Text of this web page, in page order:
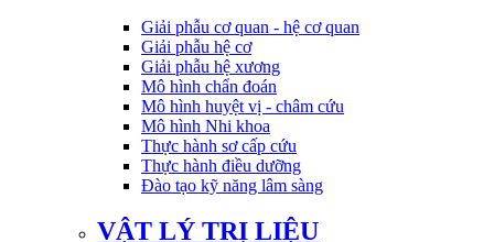
Giải phẫu cơ quan - hệ cơ quan
Giải phẫu hệ cơ
Giải phẫu hệ xương
Mô hình chẩn đoán
Mô hình huyệt vị - châm cứu
Mô hình Nhi khoa
Thực hành sơ cấp cứu
Thực hành điều dưỡng
Đào tạo kỹ năng lâm sàng
VẬT LÝ TRỊ LIỆU